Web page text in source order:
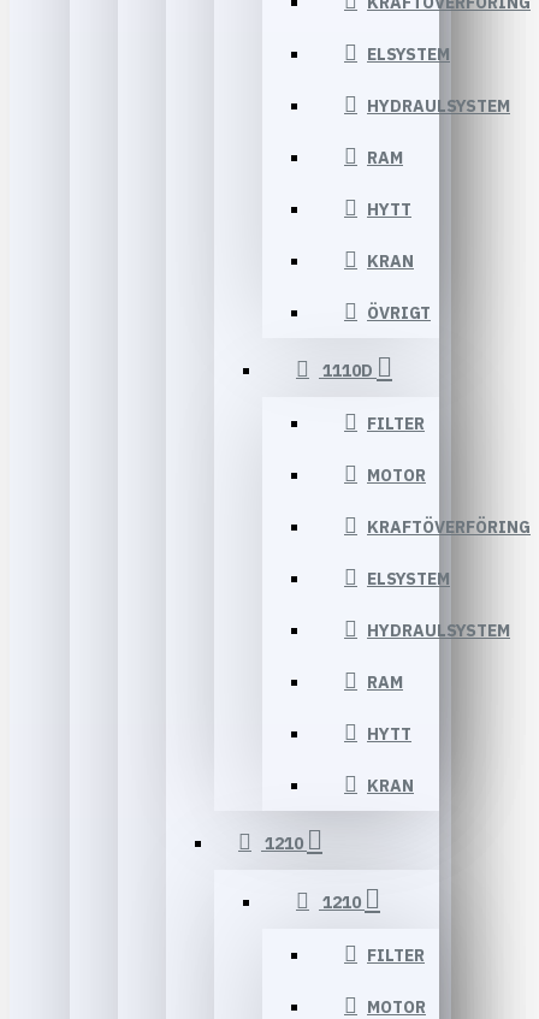
ELSYSTEM
HYDRAULSYSTEM
RAM
HYTT
KRAN
ÖVRIGT
1110D
FILTER
MOTOR
KRAFTÖVERFÖRING
ELSYSTEM
HYDRAULSYSTEM
RAM
HYTT
KRAN
1210
1210
FILTER
MOTOR